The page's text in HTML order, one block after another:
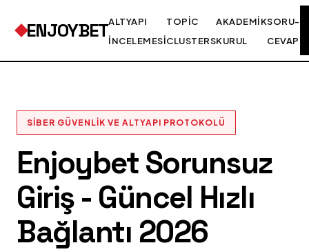
ENJOYBETALTYAPI
İNCELEMESI
TOPIC
CLUSTERS
AKADEMIK
KURUL
SORU-
CEVAP
SIBER GÜVENLIK VE ALTYAPI PROTOKOLÜ
Enjoybet Sorunsuz
Giriş - Güncel Hızlı
Bağlantı 2026